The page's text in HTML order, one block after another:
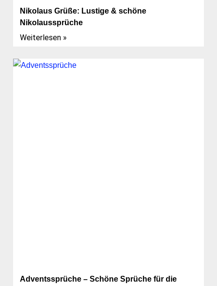
Nikolaus Grüße: Lustige & schöne
Nikolaussprüche
Weiterlesen »
Adventssprüche – Schöne Sprüche für die